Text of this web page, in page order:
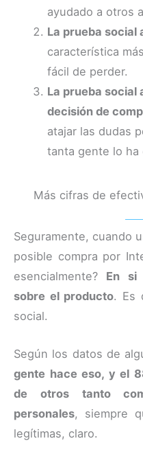
ayudado a otros
La prueba social
característica
fácil de perder.
La prueba social
decisión de
atajar las dudas
tanta gente lo ha
Más cifras de
Seguramente, cuando
posible compra por
esencialmente? En si
sobre el producto. Es
social.
Según los datos de
gente hace eso, y el
de otros tanto
personales, siempre
legítimas, claro.